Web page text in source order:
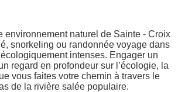
environnement naturel de Sainte - Croix
snorkeling ou randonnée voyage dans
écologiquement intenses. Engager un
regard en profondeur sur l’écologie, la
vous faites votre chemin à travers le
de la rivière salée populaire.